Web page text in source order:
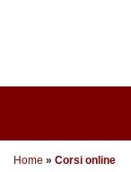
Home
Corsi online